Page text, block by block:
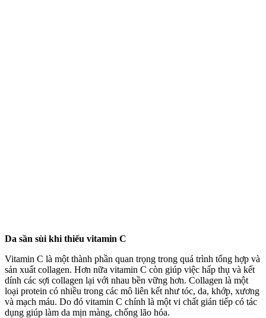
Da sần sùi khi thiếu vitamin C
Vitamin C là một thành phần quan trọng trong quá trình tổng hợp và
sản xuất collagen. Hơn nữa vitamin C còn giúp việc hấp thụ và kết
dính các sợi collagen lại với nhau bền vững hơn. Collagen là một
loại protein có nhiều trong các mô liên kết như tóc, da, khớp, xương
và mạch máu. Do đó vitamin C chính là một vi chất gián tiếp có tác
dụng giúp làm da mịn màng, chống lão hóa.